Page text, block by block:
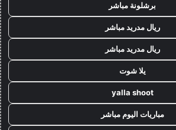
برشلونة مباشر
ريال مدريد مباشر
ريال مدريد مباشر
يلا شوت
yalla shoot
مباريات اليوم مباشر